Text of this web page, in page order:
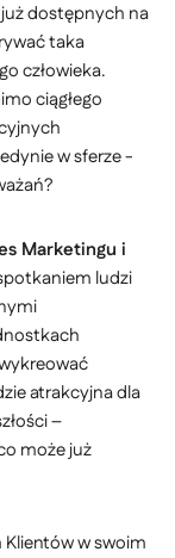
już dostępnych na
taka
człowieka.
ciągłego
w sferze -
Marketingu i
ludzi
atrakcyjna dla
–
może już
w swoim